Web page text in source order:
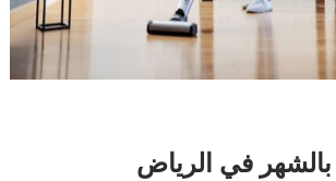
بالشهر في الرياض